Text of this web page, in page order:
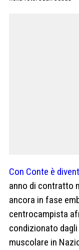
Con Conte è
anno di contratto
ancora in fase
centrocampista
condizionato
muscolare in